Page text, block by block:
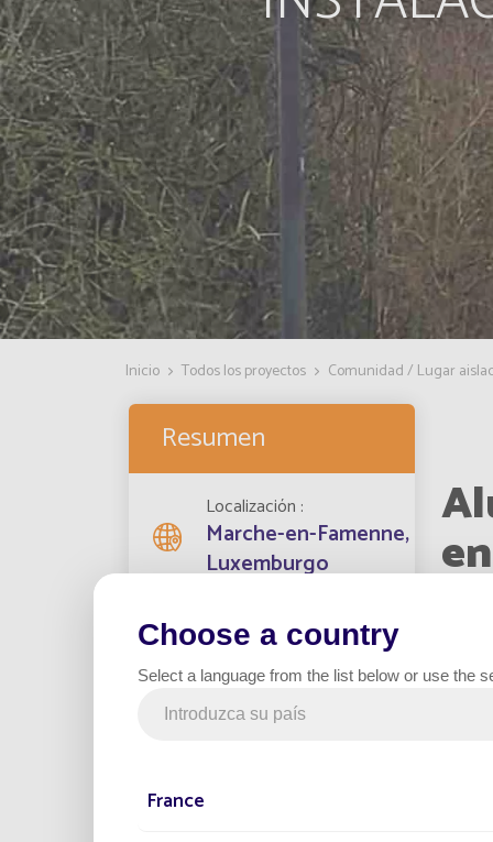
Inicio Todos los proyectos Comunidad / Lugar
Resumen
Localización
Marche-en-Famenne,
Luxemburgo
Farolas instaladas
40
En
Choose a country
Select a language from the list below or use the
France